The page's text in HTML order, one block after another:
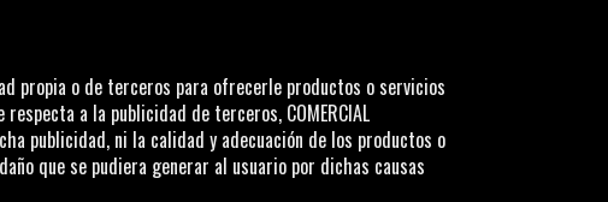
propia o de terceros para ofrecerle productos o servicios
respecta a la publicidad de terceros, COMERCIAL
publicidad, ni la calidad y adecuación de los productos o
que se pudiera generar al usuario por dichas causas